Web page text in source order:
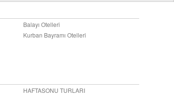
Balayı Otelleri
Kurban Bayramı Otelleri
HAFTASONU TURLARI